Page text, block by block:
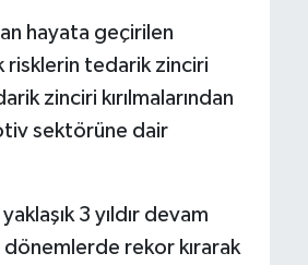
hayata geçirilen
risklerin tedarik zinciri
zinciri kırılmalarından
sektörüne dair
3 yıldır devam
rekor kırarak